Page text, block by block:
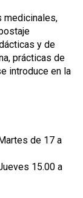
medicinales,
y de
prácticas de
introduce en la
de 17 a
15.00 a